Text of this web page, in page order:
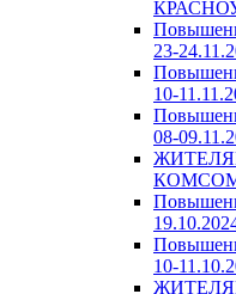
23-
10-
08-
10-